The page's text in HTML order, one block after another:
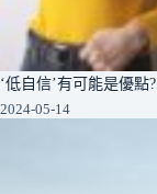
‘低自信’有可能是優點?
2024-05-14